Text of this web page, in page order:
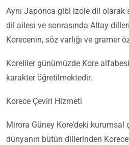
Aynı Japonca gibi izole dil olarak
dil ailesi ve sonrasında Altay
Korecenin, söz varlığı ve gramer
Koreliler günümüzde Kore
karakter öğretilmektedir.
Korece Çeviri Hizmeti
Mirora Güney Kore’deki
dünyanın bütün dillerinden